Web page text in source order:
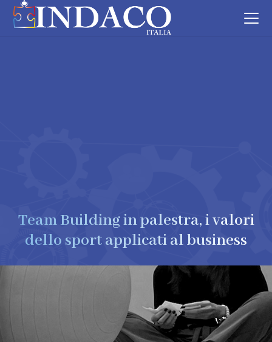
Team Building in palestra, i valori
dello sport applicati al business